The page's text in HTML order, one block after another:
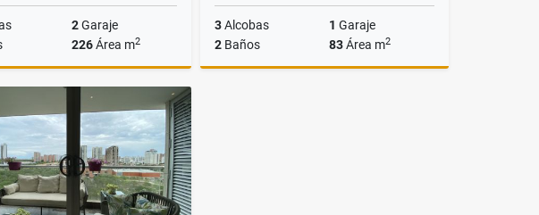
2Garaje
226Área m2
Alquiler
$11.000.000
3Alcobas 1 Garaje
2 Baños 83Área m2